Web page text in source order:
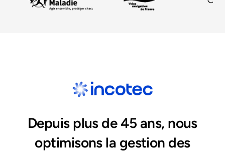
Depuis plus de 45 ans, nous
optimisons la gestion des